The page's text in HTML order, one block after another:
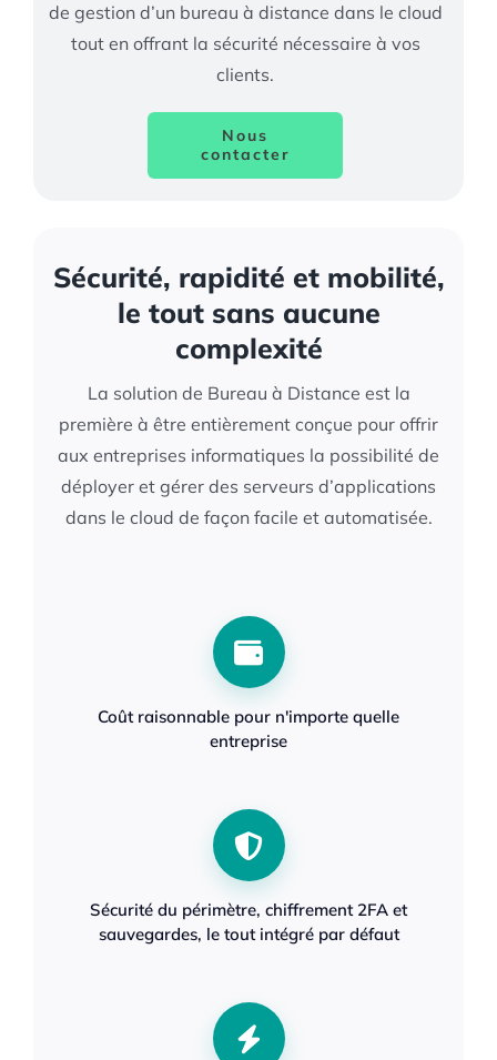
de gestion d’un bureau à distance dans le cloud
tout en offrant la sécurité nécessaire à vos
clients.
Nous
contacter
Sécurité, rapidité et mobilité,
le tout sans aucune
complexité
La solution de Bureau à Distance est la
première à être entièrement conçue pour offrir
aux entreprises informatiques la possibilité de
déployer et gérer des serveurs d’applications
dans le cloud de façon facile et automatisée.
Coût raisonnable pour n'importe quelle
entreprise
Sécurité du périmètre, chiffrement 2FA et
sauvegardes, le tout intégré par défaut